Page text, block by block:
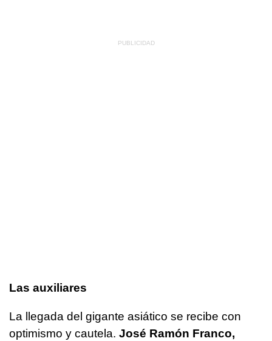
Las auxiliares
La llegada del gigante asiático se recibe con
optimismo y cautela. José Ramón Franco,